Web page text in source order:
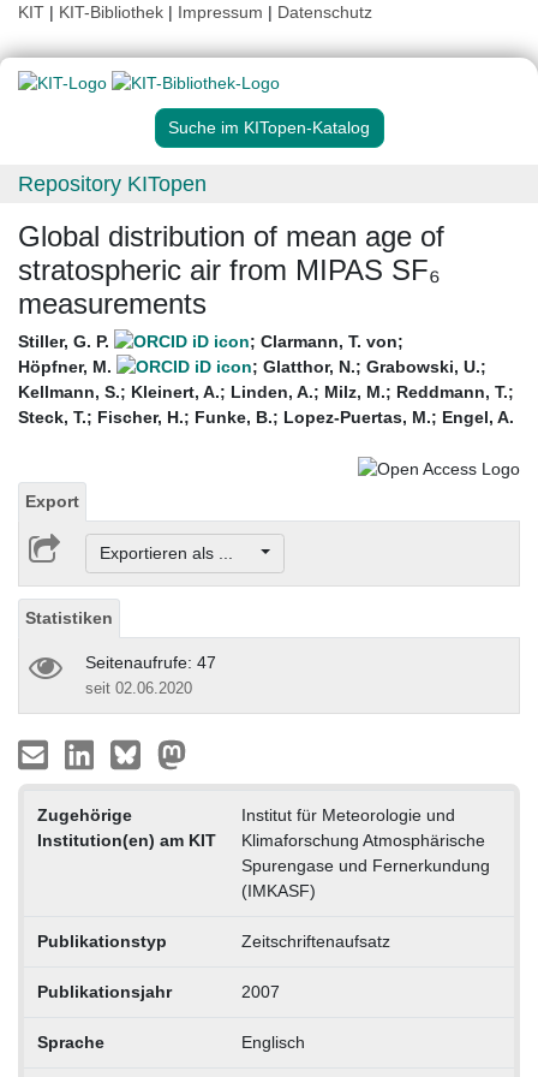
KIT | KIT-Bibliothek | Impressum | Datenschutz
Suche im KITopen-Katalog
Repository KITopen
Global distribution of mean age of
stratospheric air from MIPAS SF₆
measurements
Stiller, G. P. ; Clarmann, T. von;
Höpfner, M.
; Glatthor, N.; Grabowski, U.;
Kellmann, S.; Kleinert, A.; Linden, A.; Milz, M.; Reddmann, T.;
Steck, T.; Fischer, H.; Funke, B.; Lopez-Puertas, M.; Engel, A.
Export
Exportieren als ...
Statistiken
Seitenaufrufe: 47
seit 02.06.2020
Zugehörige
Institution(en) am KIT
Institut für Meteorologie und
Klimaforschung Atmosphärische
Spurengase und Fernerkundung
(IMKASF)
Publikationstyp Zeitschriftenaufsatz
Publikationsjahr 2007
Sprache Englisch